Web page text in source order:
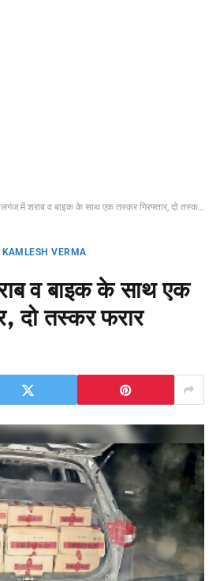
में शराब व बाइक के साथ एक तस्कर गिरफ्तार, दो तस्कर फरार
KAMLESH VERMA
व बाइक के साथ एक
दो तस्कर फरार